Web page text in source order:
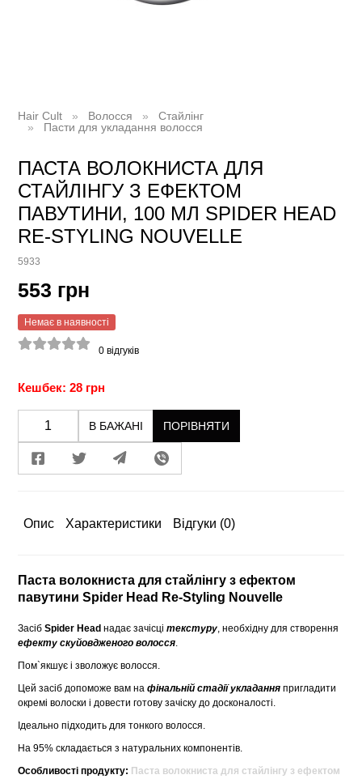
Hair Cult Волосся
Стайлінг
Пасти для укладання волосся
ПАСТА ВОЛОКНИСТА ДЛЯ
СТАЙЛІНГУ З ЕФЕКТОМ
ПАВУТИНИ, 100 МЛ SPIDER HEAD
RE-STYLING NOUVELLE
5933
553 грн
Немає в наявності
0 відгуків
Кешбек: 28 грн
В БАЖАНІ ПОРІВНЯТИ
Опис Характеристики Відгуки (0)
Паста волокниста для стайлінгу з ефектом
павутини Spider Head Re-Styling Nouvelle
ЗасібSpider Headнадає зачісцітекстуру, необхідну для створення
ефекту скуйовдженого волосся.
Пом`якшує і зволожує волосся.
Цей засіб допоможе вам нафінальній стадії укладання пригладити
окремі волоски і довести готову зачіску до досконалості.
Ідеально підходить для тонкого волосся.
На 95% складається з натуральних компонентів.
Особливості продукту: Паста волокниста для стайлінгу з ефектом